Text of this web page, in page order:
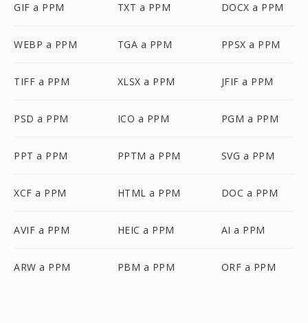
GIF a PPM TXT a PPM DOCX a PPM
WEBP a PPM TGA a PPM PPSX a PPM
TIFF a PPM XLSX a PPM JFIF a PPM
PSD a PPM ICO a PPM PGM a PPM
PPT a PPM PPTM a PPM SVG a PPM
XCF a PPM HTML a PPM DOC a PPM
AVIF a PPM HEIC a PPM AI a PPM
ARW a PPM PBM a PPM ORF a PPM